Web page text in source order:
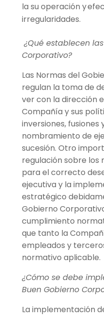
la su operación y
irregularidades.
¿Qué establecen
Corporativo?
Las Normas del
regulan la toma de
ver con la dirección
Compañía y sus
inversiones, fusiones
nombramiento de
sucesión. Otro
regulación sobre los
para el correcto
ejecutiva y la
estratégico
Gobierno
cumplimiento
que tanto la
empleados y
normativo aplicable.
¿Cómo se debe
Buen Gobierno
La implementación